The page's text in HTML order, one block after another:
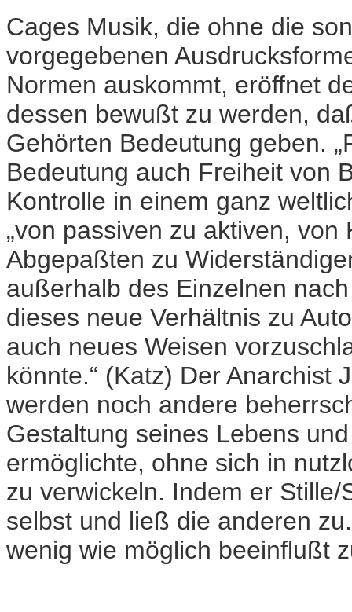
Cages Musik, die ohne die
vorgegebenen
Normen auskommt, eröffnet
dessen bewußt zu werden,
Gehörten Bedeutung geben.
Bedeutung auch Freiheit von
Kontrolle in einem ganz
„von passiven zu aktiven,
Abgepaßten zu
außerhalb des Einzelnen
dieses neue Verhältnis zu
auch neues Weisen
könnte.“ (Katz) Der Anarchist
werden noch andere
Gestaltung seines Lebens
ermöglichte, ohne sich in
zu verwickeln. Indem er
selbst und ließ die anderen
wenig wie möglich beeinflußt